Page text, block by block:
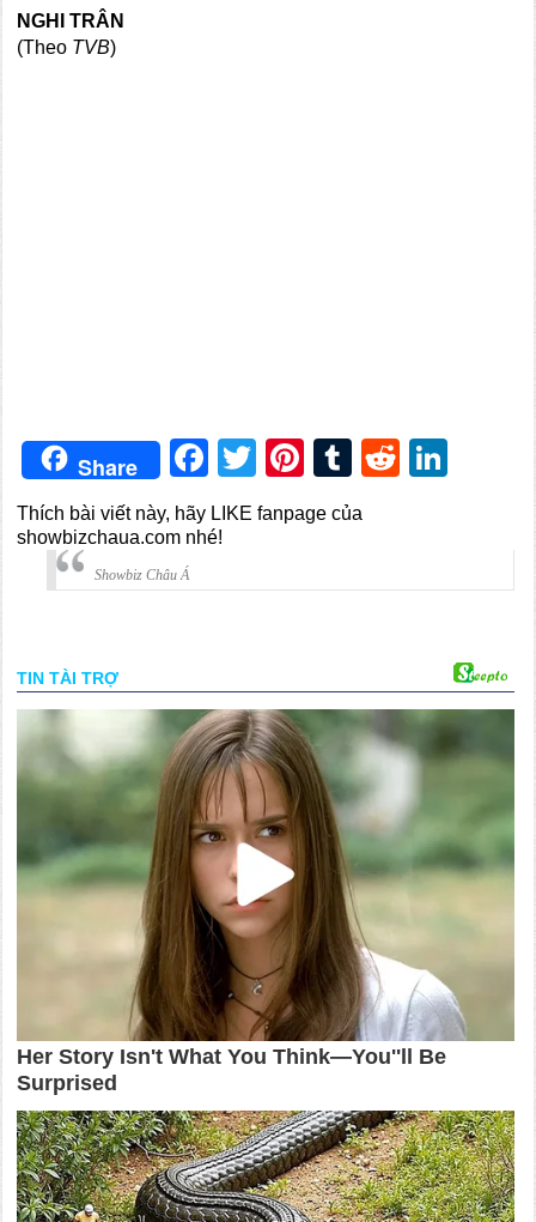
NGHI TRÂN
(Theo TVB)
Share Facebook
Twitter
Pinterest
TumblrReddit
Thích bài viết này, hãy LIKE fanpage của
showbizchaua.com nhé!
Showbiz Châu Á